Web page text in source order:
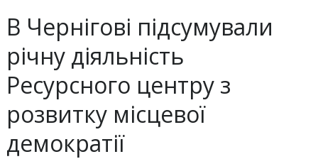
В Чернігові підсумували
річну діяльність
Ресурсного центру з
розвитку місцевої
демократії